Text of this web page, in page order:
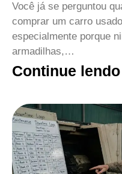
Você já se perguntou
comprar um carro
especialmente porque
armadilhas,…
Continue